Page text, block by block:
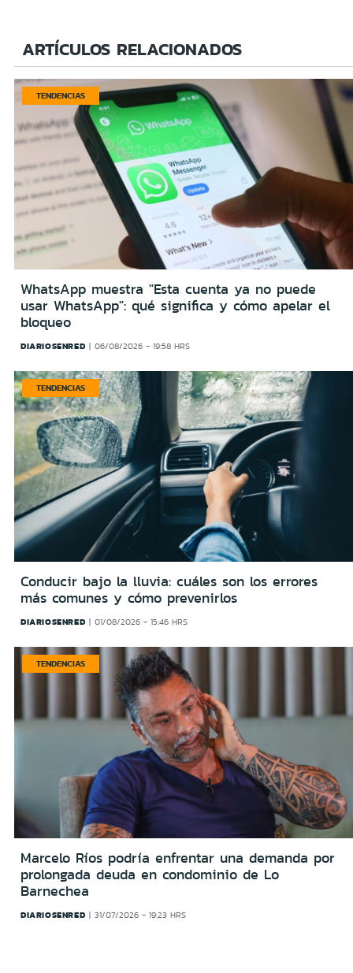
ARTÍCULOS RELACIONADOS
TENDENCIAS
WhatsApp muestra "Esta cuenta ya no puede
usar WhatsApp": qué significa y cómo apelar el
bloqueo
DIARIOSENRED 06/08/2026 - 19:58 HRS
TENDENCIAS
Conducir bajo la lluvia: cuáles son los errores
más comunes y cómo prevenirlos
DIARIOSENRED 01/08/2026 - 15:46 HRS
TENDENCIAS
Marcelo Ríos podría enfrentar una demanda por
prolongada deuda en condominio de Lo
Barnechea
DIARIOSENRED 31/07/2026 - 19:23 HRS